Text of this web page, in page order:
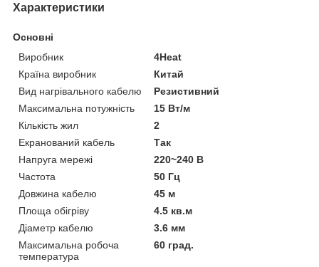
Характеристики
Основні
Виробник
4Heat
Країна виробник
Китай
Вид нагрівального кабелю
Резистивний
Максимальна потужність
15 Вт/м
Кількість жил
2
Екранований кабель
Так
Напруга мережі
220~240 В
Частота
50 Гц
Довжина кабелю
45 м
Площа обігріву
4.5 кв.м
Діаметр кабелю
3.6 мм
Максимальна робоча
температура
60 град.